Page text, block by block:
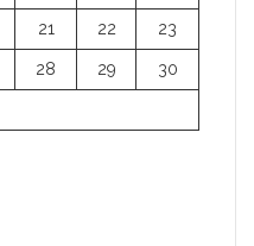
21 22 23
28 29 30